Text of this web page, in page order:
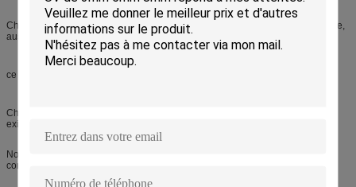
Chaque câble est entièrement examiné pour la continuité de goupille-goupille,
aussi bien qu'ayant un essai à haute tension pour s'assurer
ce là ne sont aucun problème potentiel de panne.
Chaque câble est entièrement inspecté pour s'assurer qu'il répond aux
exigences définies.
Nous le faisons selon les exigences de clients. Si vous voudriez discuter vos
conditions